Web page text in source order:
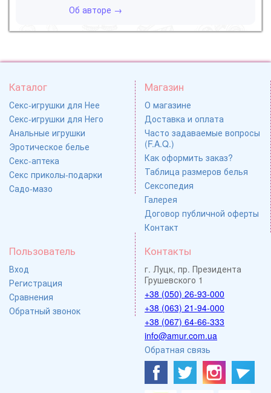
Об авторе →
Каталог
Секс-игрушки для Нее
Секс-игрушки для Него
Анальные игрушки
Эротическое белье
Секс-аптека
Секс приколы-подарки
Садо-мазо
Магазин
О магазине
Доставка и оплата
Часто задаваемые вопросы
(F.A.Q.)
Как оформить заказ?
Таблица размеров белья
Сексопедия
Галерея
Договор публичной оферты
Контакт
Пользователь
Вход
Регистрация
Сравнения
Обратный звонок
Контакты
г. Луцк, пр. Президента
Грушевского 1
+38 (050) 26-93-000
+38 (063) 21-94-000
+38 (067) 64-66-333
info@amur.com.ua
Обратная связь